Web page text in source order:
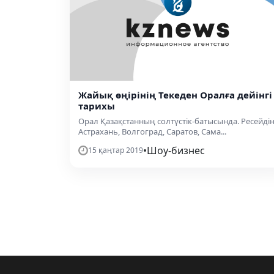
Жайық өңірінің Текеден Оралға дейінгі
тарихы
Орал Қазақстанның солтүстік-батысында.
Астрахань, Волгоград, Саратов, Сама...
15 қаңтар 2019•Шоу-бизнес